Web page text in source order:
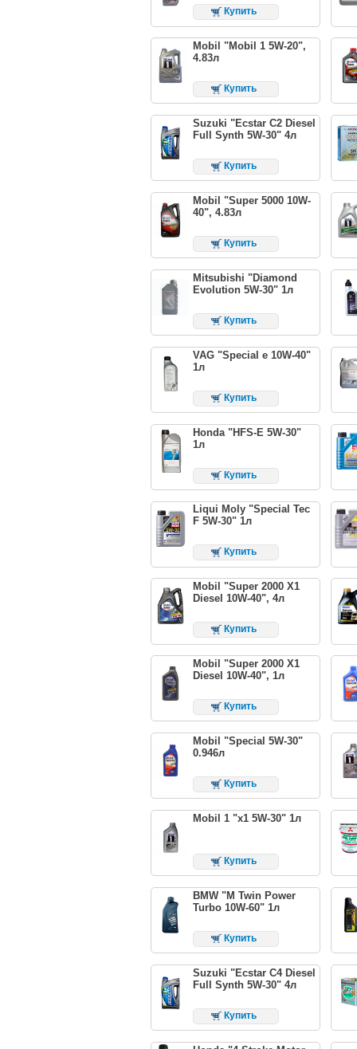
Купить
Mobil "Mobil 1 5W-20",
4.83л
Купить
Suzuki "Ecstar C2 Diesel
Full Synth 5W-30" 4л
Купить
Mobil "Super 5000 10W-
40", 4.83л
Купить
Mitsubishi "Diamond
Evolution 5W-30" 1л
Купить
VAG "Special e 10W-40"
1л
Купить
Honda "HFS-E 5W-30"
1л
Купить
Liqui Moly "Special Tec
F 5W-30" 1л
Купить
Mobil "Super 2000 X1
Diesel 10W-40", 4л
Купить
Mobil "Super 2000 X1
Diesel 10W-40", 1л
Купить
Mobil "Special 5W-30"
0.946л
Купить
Mobil 1 "x1 5W-30" 1л
Купить
BMW "M Twin Power
Turbo 10W-60" 1л
Купить
Suzuki "Ecstar C4 Diesel
Full Synth 5W-30" 4л
Купить